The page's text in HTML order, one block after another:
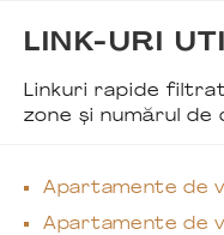
LINK-URI
Linkuri rapide
zone și numărul de
Apartamente de
Apartamente de